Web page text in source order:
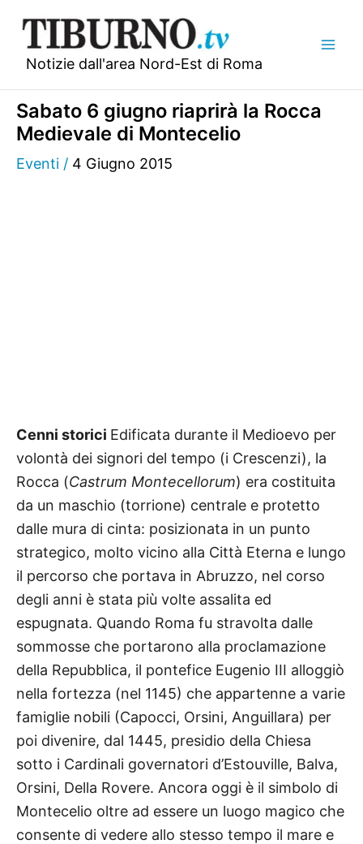
contenuto
Notizie dall'area Nord-Est di Roma
Sabato 6 giugno riaprirà la Rocca
Medievale di Montecelio
Eventi / 4 Giugno 2015
Cenni storici Edificata durante il Medioevo per
volontà dei signori del tempo (i Crescenzi), la
Rocca (Castrum Montecellorum) era costituita
da un maschio (torrione) centrale e protetto
dalle mura di cinta: posizionata in un punto
strategico, molto vicino alla Città Eterna e lungo
il percorso che portava in Abruzzo, nel corso
degli anni è stata più volte assalita ed
espugnata. Quando Roma fu stravolta dalle
sommosse che portarono alla proclamazione
della Repubblica, il pontefice Eugenio III alloggiò
nella fortezza (nel 1145) che appartenne a varie
famiglie nobili (Capocci, Orsini, Anguillara) per
poi divenire, dal 1445, presidio della Chiesa
sotto i Cardinali governatori d’Estouville, Balva,
Orsini, Della Rovere. Ancora oggi è il simbolo di
Montecelio oltre ad essere un luogo magico che
consente di vedere allo stesso tempo il mare e